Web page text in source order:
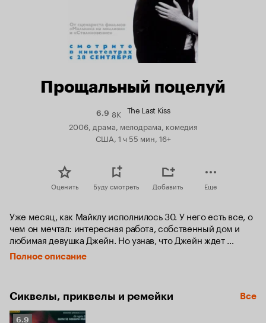
Прощальный поцелуй
6.9Рейтинг
8K The Last Kiss
2006, драма, мелодрама, комедия
США, 1 ч 55 мин, 16+
Оценить Буду смотреть Добавить Еще
Уже месяц, как Майклу исполнилось 30. У него есть все, о
чем он мечтал: интересная работа, собственный дом и
любимая девушка Джейн. Но узнав, что Джейн ждет
ребенка, он трусливо спасовал перед реальностью,
испугался, что его мечта о счастье разобьется о суровые
Между тем и в жизни беззаботных доселе друзей Майкла
грядут перемены. Лучший друг, наконец, решился взять на
Полное описание
Сиквелы, приквелы и ремейки Все
Рейтинг
6.9